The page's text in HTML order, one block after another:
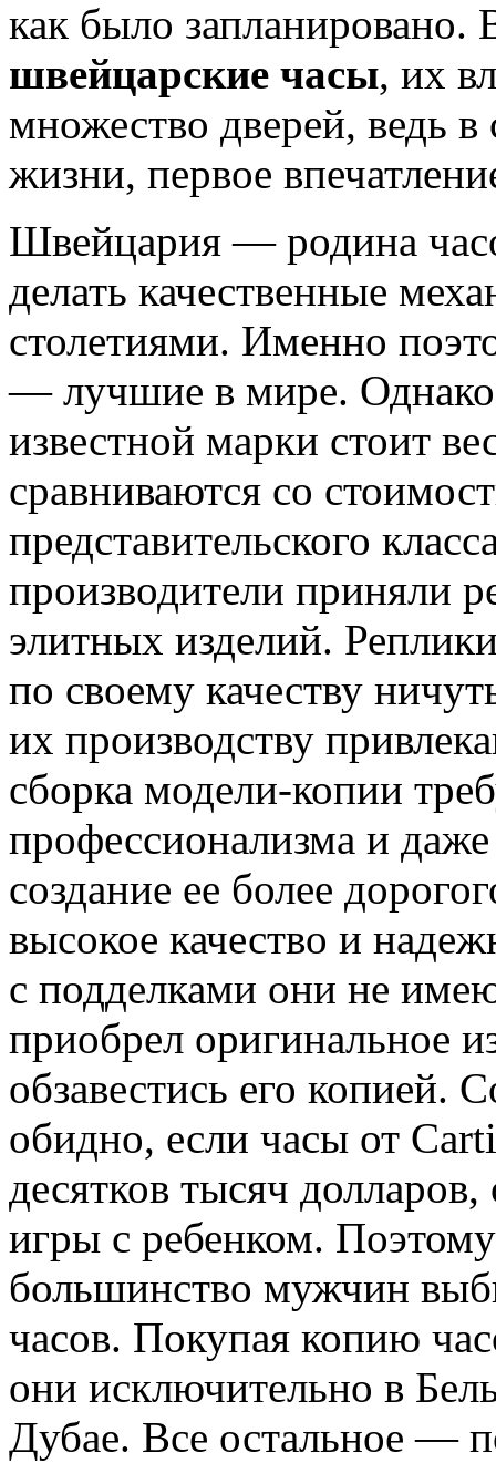
как было
швейцарские часы, их
множество дверей, ведь
жизни, первое
Швейцария — родина
делать качественные
столетиями. Именно
— лучшие в мире. Однако
известной марки стоит
сравниваются со
представительского
производители приняли
элитных изделий.
по своему качеству
их производству
сборка модели-копии
профессионализма и
создание ее более
высокое качество и
с подделками они не
приобрел оригинальное
обзавестись его копией.
обидно, если часы от
десятков тысяч
игры с ребенком.
большинство мужчин
часов. Покупая копию
они исключительно в
Дубае. Все остальное —